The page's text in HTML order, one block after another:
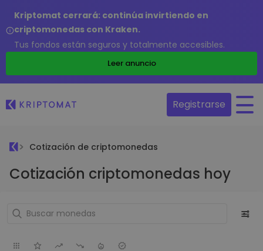
Kriptomat cerrará: continúa invirtiendo en
criptomonedas con Kraken.
Tus fondos están seguros y totalmente accesibles.
Leer anuncio
Registrarse
Cotización de criptomonedas
Cotización criptomonedas hoy